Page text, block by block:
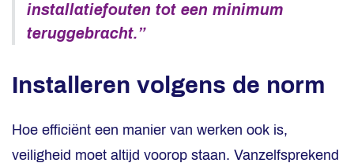
installatiefouten tot een minimum
teruggebracht.”
Installeren volgens de norm
Hoe efficiënt een manier van werken ook is,
veiligheid moet altijd voorop staan. Vanzelfsprekend